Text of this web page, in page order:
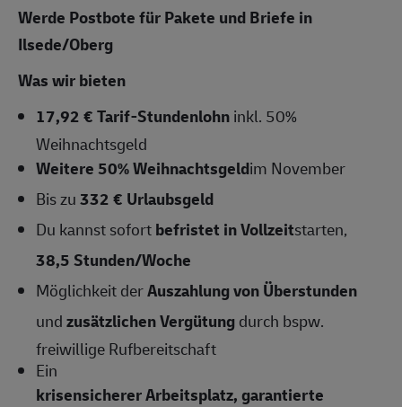
Werde Postbote für Pakete und Briefe in
Ilsede/Oberg
Was wir bieten
17,92 € Tarif-Stundenlohninkl. 50%
Weihnachtsgeld
Weitere 50% Weihnachtsgeldim November
Bis zu332 € Urlaubsgeld
Du kannst sofortbefristet in Vollzeitstarten,
38,5Stunden/Woche
Möglichkeit derAuszahlung von Überstunden
undzusätzlichen Vergütungdurch bspw.
freiwillige Rufbereitschaft
Ein
krisensicherer Arbeitsplatz, garantierte